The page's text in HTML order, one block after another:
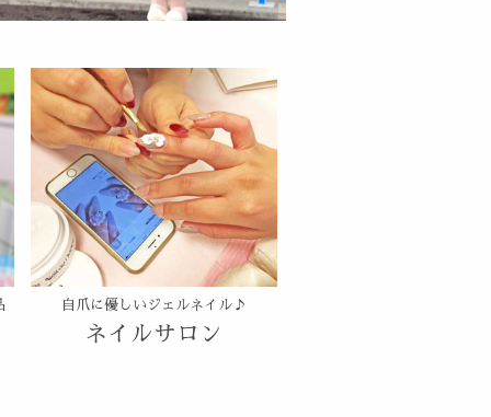
自爪に優しいジェルネイル♪
ネイルサロン